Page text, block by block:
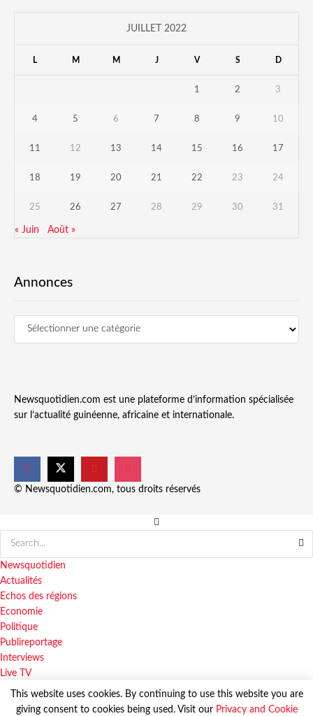
JUILLET 2022
L M M J V S D
1 2 3
4 5 6 7 8 9 10
11 12 13 14 15 16 17
18 19 20 21 22 23 24
25 26 27 28 29 30 31
« Juin Août »
Annonces
Newsquotidien.com est une plateforme d’information spécialisée
sur l’actualité guinéenne, africaine et internationale.
© Newsquotidien.com, tous droits réservés
Newsquotidien
Actualités
Echos des régions
Economie
Politique
Publireportage
Interviews
Live TV
This website uses cookies. By continuing to use this website you are
giving consent to cookies being used. Visit our Privacy and Cookie